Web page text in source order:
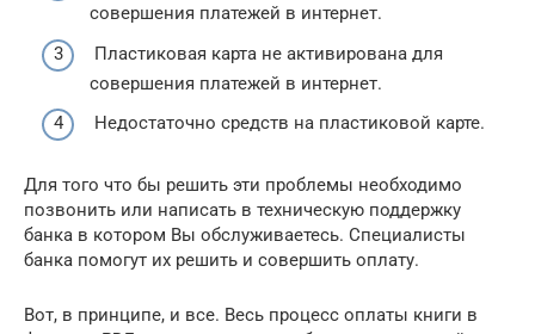
совершения платежей в интернет.
Пластиковая карта не активирована для
совершения платежей в интернет.
Недостаточно средств на пластиковой карте.
Для того что бы решить эти проблемы необходимо
позвонить или написать в техническую поддержку
банка в котором Вы обслуживаетесь. Специалисты
банка помогут их решить и совершить оплату.
Вот, в принципе, и все. Весь процесс оплаты книги в